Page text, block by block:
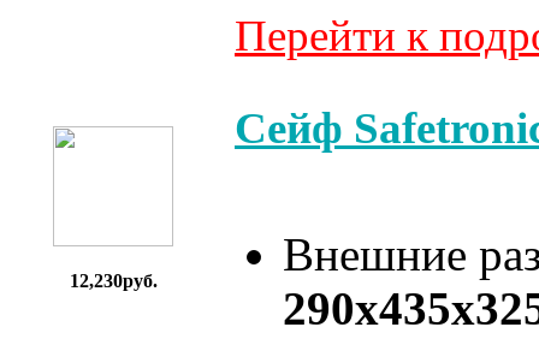
Перейти к
12,230руб.
Сейф
Внешние